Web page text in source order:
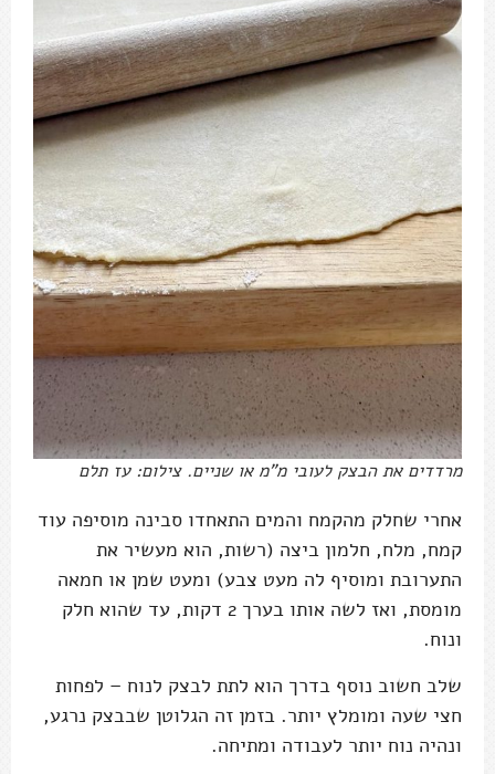
מרדדים את הבצק לעובי מ"מ או שניים. צילום: עז תלם
אחרי שחלק מהקמח והמים התאחדו סבינה מוסיפה עוד
קמח, מלח, חלמון ביצה (רשות, הוא מעשיר את
התערובת ומוסיף לה מעט צבע) ומעט שמן או חמאה
מומסת, ואז לשה אותו בערך 2 דקות, עד שהוא חלק
ונוח.
שלב חשוב נוסף בדרך הוא לתת לבצק לנוח – לפחות
חצי שעה ומומלץ יותר. בזמן זה הגלוטן שבבצק נרגע,
ונהיה נוח יותר לעבודה ומתיחה.